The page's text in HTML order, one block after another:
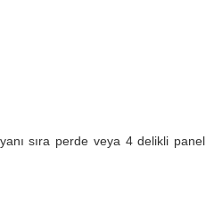
sıra perde veya 4 delikli panel